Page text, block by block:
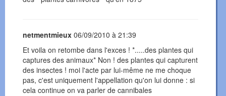
netmentmieux 06/09/2010 à 21:39
Et voila on retombe dans l'exces ! *.....des plantes qui
captures des animaux* Non ! des plantes qui capturent
des insectes ! moi l'acte par lui-même ne me choque
pas, c'est uniquement l'appellation qu'on lui donne : si
cela continue on va parler de cannibales